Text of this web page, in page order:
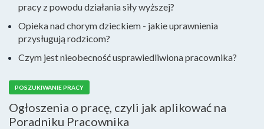
pracy z powodu działania siły wyższej?
Opieka nad chorym dzieckiem - jakie uprawnienia
przysługują rodzicom?
Czym jest nieobecność usprawiedliwiona pracownika?
POSZUKIWANIE PRACY
Ogłoszenia o pracę, czyli jak aplikować na
Poradniku Pracownika